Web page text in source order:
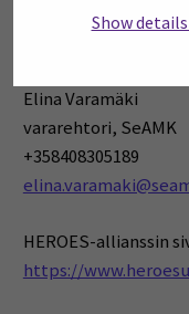
Show
+358408304216
Elina Varamäki
vararehtori, SeAMK
+358408305189
HEROES-allianssin
https://